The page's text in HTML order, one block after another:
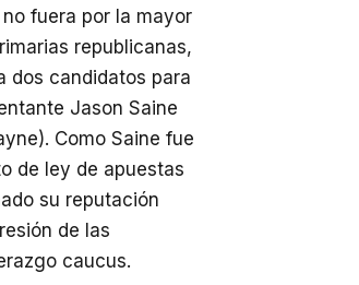
fuera por la mayor
republicanas,
dos candidatos para
Jason Saine
Como Saine fue
de ley de apuestas
su reputación
de las
caucus.